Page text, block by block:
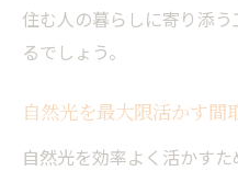
工務店選びで注
か
工務店の自然光
住む人の暮らしに寄り添
るでしょう。
自然光を最大限活かす間
自然光を効率よく活かす